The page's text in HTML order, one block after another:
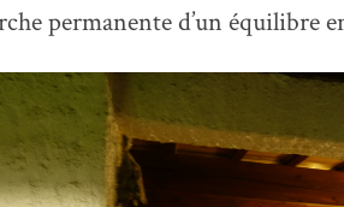
permanente d’un équilibre